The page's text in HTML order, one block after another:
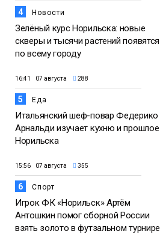
4 Новости
Зелёный курс Норильска: новые
скверы и тысячи растений появятся
по всему городу
16:41 07 августа 288
5 Еда
Итальянский шеф-повар Федерико
Арнальди изучает кухню и прошлое
Норильска
15:56 07 августа 355
6 Спорт
Игрок ФК «Норильск» Артём
Антошкин помог сборной России
взять золото в футзальном турнире